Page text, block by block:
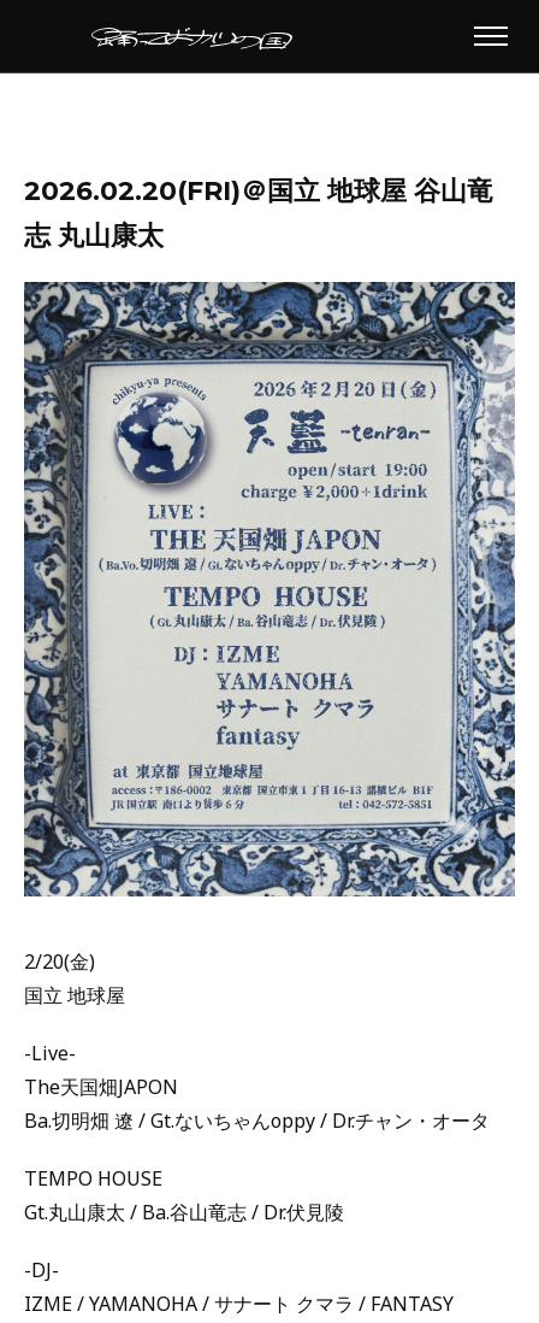
2026.02.20(FRI)＠国立 地球屋 谷山竜
志 丸山康太
2/20(金)
国立 地球屋
-Live-
The天国畑JAPON
Ba.切明畑 遼 / Gt.ないちゃんoppy / Dr.チャン・オータ
TEMPO HOUSE
Gt.丸山康太 / Ba.谷山竜志 / Dr.伏見陵
-DJ-
IZME / YAMANOHA / サナート クマラ / FANTASY